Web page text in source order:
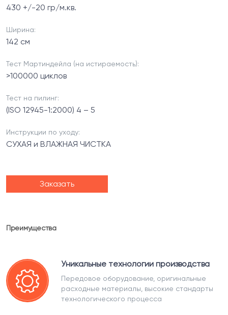
430 +/-20 гр/м.кв.
Ширина:
142 см
Тест Мартиндейла (на истираемость):
>100000 циклов
Тест на пилинг:
(ISO 12945-1:2000) 4 – 5
Инструкции по уходу:
СУХАЯ и ВЛАЖНАЯ ЧИСТКА
Заказать
Преимущества
Уникальные технологии производства
Передовое оборудование, оригинальные
расходные материалы, высокие стандарты
технологического процесса